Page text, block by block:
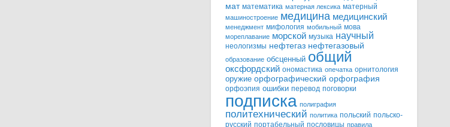
мат математика матерная лексика матерный
машиностроение медицина медицинский
менеджмент мифология мобильный мова
мореплавание морской музыка научный
неологизмы нефтегаз нефтегазовый
образование обсценный общий
оксфордский ономастика опечатка орнитология
оружие орфографический орфография
орфоэпия ошибки перевод поговорки
подписка полиграфия
политехнический политика польский польско-
русский портабельный пословицы правила